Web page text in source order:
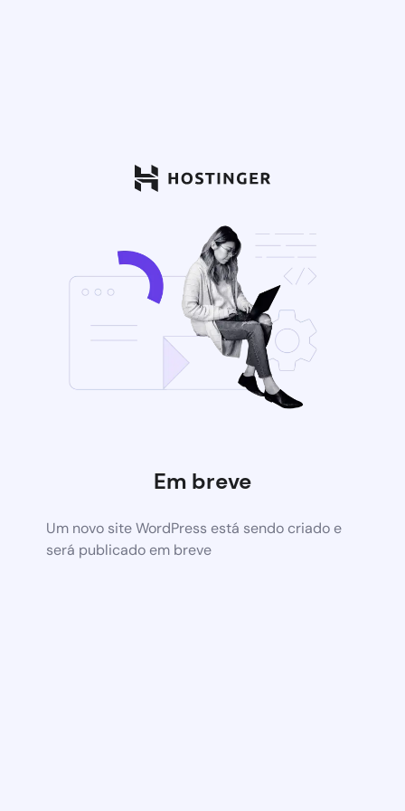
Em breve
Um novo site WordPress está sendo criado e
será publicado em breve